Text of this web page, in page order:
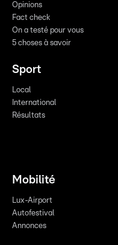
Opinions
Fact check
On a testé pour vous
5 choses à savoir
Sport
Local
International
Résultats
Mobilité
Lux-Airport
Autofestival
Annonces